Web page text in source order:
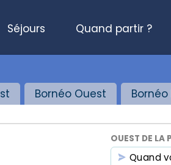
Séjours Quand partir ?
Bornéo Ouest Bornéo
OUEST DE LA
Quand